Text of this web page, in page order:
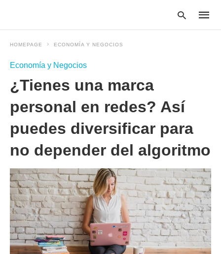
HOMEPAGE ECONOMÍA Y NEGOCIOS
Economía y Negocios
¿Tienes una marca
personal en redes? Así
puedes diversificar para
no depender del algoritmo